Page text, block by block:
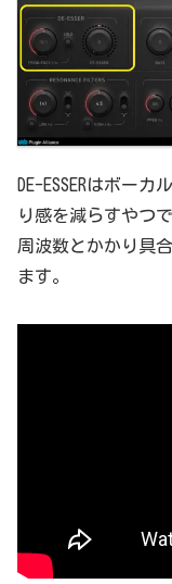
DE-ESSERはボー
り感を減らすやつで
周波数とかかり具
ます。